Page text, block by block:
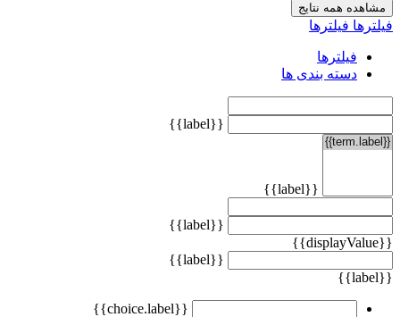
مشاهده همه نتایج
فیلترها فیلترها
فیلترها
دسته بندی ها
{{label}}
{{label}}
{{label}}
{{displayValue}}
{{label}}
{{label}}
{{choice.label}}